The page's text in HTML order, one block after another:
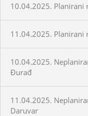
10.04.2025. Planirani
11.04.2025. Planirani
10.04.2025.
Đurađ
11.04.2025.
Daruvar